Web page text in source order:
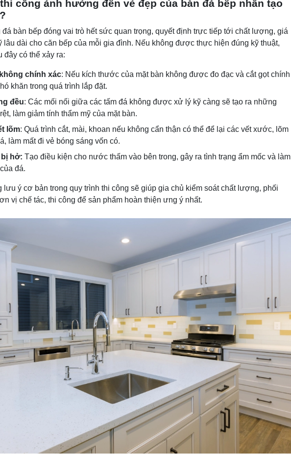
công ảnh hưởng đến vẻ đẹp của bàn đá bếp nhân tạo
đá bàn bếp đóng vai trò hết sức quan trọng, quyết định trực tiếp tới chất lượng, giá
lâu dài cho căn bếp của mỗi gia đình. Nếu không được thực hiện đúng kỹ thuật,
đây có thể xảy ra:
chính xác: Nếu kích thước của mặt bàn không được đo đạc và cắt gọt chính
khăn trong quá trình lắp đặt.
đều: Các mối nối giữa các tấm đá không được xử lý kỹ càng sẽ tạo ra những
làm giảm tính thẩm mỹ của mặt bàn.
lõm: Quá trình cắt, mài, khoan nếu không cẩn thận có thể để lại các vết xước, lõm
làm mất đi vẻ bóng sáng vốn có.
hở: Tạo điều kiện cho nước thấm vào bên trong, gây ra tình trạng ẩm mốc và làm
đá.
ý cơ bản trong quy trình thi công sẽ giúp gia chủ kiểm soát chất lượng, phối
vị chế tác, thi công để sản phẩm hoàn thiện ưng ý nhất.